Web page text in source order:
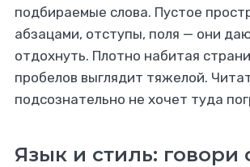
подбираемые слова. Пустое
абзацами, отступы, поля — они
отдохнуть. Плотно набитая
пробелов выглядит тяжелой.
подсознательно не хочет туда
Язык и стиль: говори